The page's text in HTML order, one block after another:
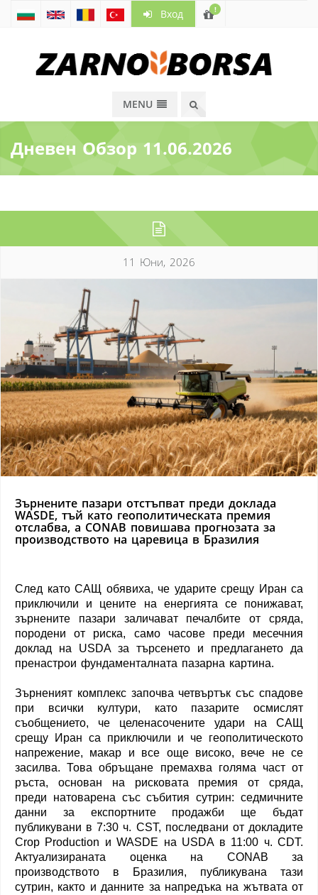
Вход !
MENU
Дневен Обзор 11.06.2026
11 Юни, 2026
Зърнените пазари отстъпват преди доклада
WASDE, тъй като геополитическата премия
отслабва, а CONAB повишава прогнозата за
производството на царевица в Бразилия
След като САЩ обявиха, че ударите срещу Иран са
приключили и цените на енергията се понижават,
зърнените пазари заличават печалбите от сряда,
породени от риска, само часове преди месечния
доклад на USDA за търсенето и предлагането да
пренастрои фундаменталната пазарна картина.
Зърненият комплекс започва четвъртък със спадове
при всички култури, като пазарите осмислят
съобщението, че целенасочените удари на САЩ
срещу Иран са приключили и че геополитическото
напрежение, макар и все още високо, вече не се
засилва. Това обръщане премахва голяма част от
ръста, основан на рисковата премия от сряда,
преди натоварена със събития сутрин: седмичните
данни за експортните продажби ще бъдат
публикувани в 7:30 ч. CST, последвани от докладите
Crop Production и WASDE на USDA в 11:00 ч. CDT.
Актуализираната оценка на CONAB за
производството в Бразилия, публикувана тази
сутрин, както и данните за напредъка на жътвата от